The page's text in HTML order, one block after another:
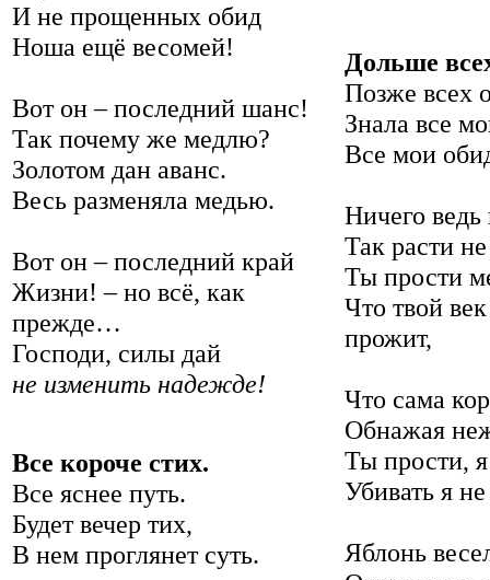
Дольше
Позже всех
Знала все
Все мои
Ничего
Так расти
Ты прости
Что твой
прожит,
Что сама
Обнажая
Ты прости,
Убивать я
Яблонь
И не прощенных обид
Ноша ещё весомей!
Вот он – последний шанс!
Так почему же медлю?
Золотом дан аванс.
Весь разменяла медью.
Вот он – последний край
Жизни! – но всё, как
прежде…
Господи, силы дай
не изменить надежде!
Все короче стих.
Все яснее путь.
Будет вечер тих,
В нем проглянет суть.